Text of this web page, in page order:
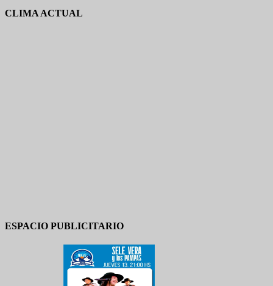
CLIMA ACTUAL
ESPACIO PUBLICITARIO